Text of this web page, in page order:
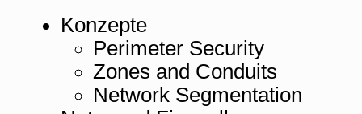
Konzepte
Perimeter Security
Zones and Conduits
Network Segmentation